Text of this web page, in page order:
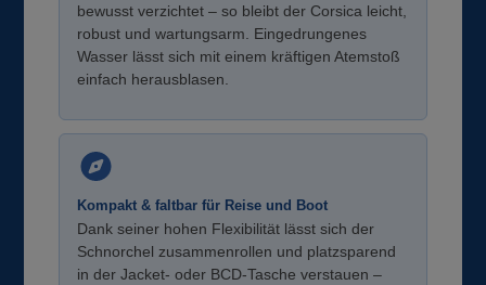
bewusst verzichtet – so bleibt der Corsica leicht,
robust und wartungsarm. Eingedrungenes
Wasser lässt sich mit einem kräftigen Atemstoß
einfach herausblasen.
Kompakt & faltbar für Reise und Boot
Dank seiner hohen Flexibilität lässt sich der
Schnorchel zusammenrollen und platzsparend
in der Jacket- oder BCD-Tasche verstauen –